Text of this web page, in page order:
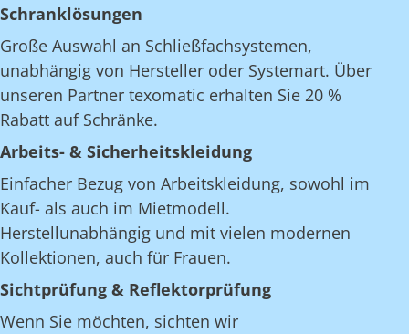
Schranklösungen
Große Auswahl an Schließfachsystemen,
unabhängig von Hersteller oder Systemart. Über
unseren Partner texomatic erhalten Sie 20 %
Rabatt auf Schränke.
Arbeits- & Sicherheitskleidung
Einfacher Bezug von Arbeitskleidung, sowohl im
Kauf- als auch im Mietmodell.
Herstellunabhängig und mit vielen modernen
Kollektionen, auch für Frauen.
Sichtprüfung & Reflektorprüfung
Wenn Sie möchten, sichten wir